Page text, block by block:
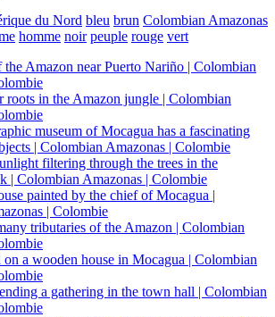
du Nord bleu brun Colombian Amazonas
homme noir peuple rouge vert